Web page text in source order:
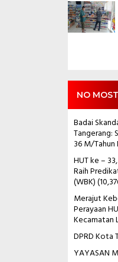
NO
Badai
Tangerang:
36 M/
HUT ke –
Raih
(WBK)
Merajut
Perayaan
Kecamatan
DPRD Kota
YAYASAN